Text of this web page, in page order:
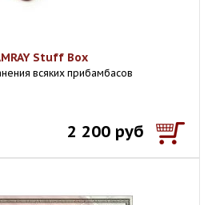
Stuff Box
всяких прибамбасов
2 200 руб